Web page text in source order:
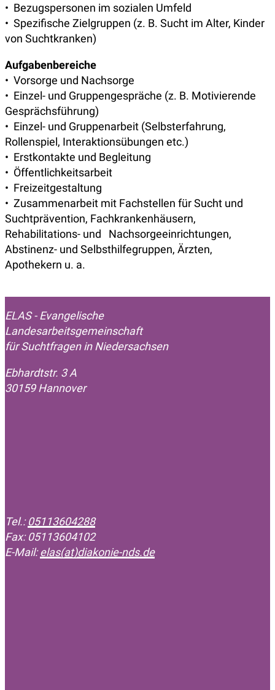
• Bezugspersonen im sozialen Umfeld
• Spezifische Zielgruppen (z. B. Sucht im Alter, Kinder
von Suchtkranken)
Aufgabenbereiche
• Vorsorge und Nachsorge
• Einzel- und Gruppengespräche (z. B. Motivierende
Gesprächsführung)
• Einzel- und Gruppenarbeit (Selbsterfahrung,
Rollenspiel, Interaktionsübungen etc.)
• Erstkontakte und Begleitung
• Öffentlichkeitsarbeit
• Freizeitgestaltung
• Zusammenarbeit mit Fachstellen für Sucht und
Suchtprävention, Fachkrankenhäusern,
Rehabilitations- und Nachsorgeeinrichtungen,
Abstinenz- und Selbsthilfegruppen, Ärzten,
Apothekern u. a.
ELAS - Evangelische
Landesarbeitsgemeinschaft
für Suchtfragen in Niedersachsen
Ebhardtstr. 3 A
30159 Hannover
Tel.:05113604288
Fax: 05113604102
E-Mail:elas(at)diakonie-nds.de